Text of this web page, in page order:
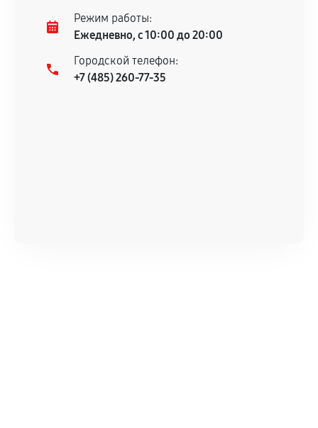
Режим работы:
Ежедневно, с 10:00 до 20:00
Городской телефон:
+7 (485) 260-77-35